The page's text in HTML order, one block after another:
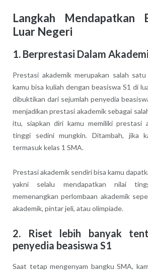
Langkah Mendapatkan
Luar Negeri
1. Berprestasi Dalam
Prestasi akademik merupakan salah
kamu bisa kuliah dengan beasiswa S1 di
dibuktikan dari sejumlah penyedia
menjadikan prestasi akademik sebagai
itu, siapkan diri kamu memiliki prestasi
tinggi sedini mungkin. Ditambah, jika
termasuk kelas 1 SMA.
Prestasi akademik sendiri bisa kamu
yakni selalu mendapatkan nilai
memenangkan perlombaan akademik
akademik, pintar jeli, atau olimpiade.
2. Riset lebih banyak
penyedia beasiswa S1
Saat tetap mengenyam bangku SMA,